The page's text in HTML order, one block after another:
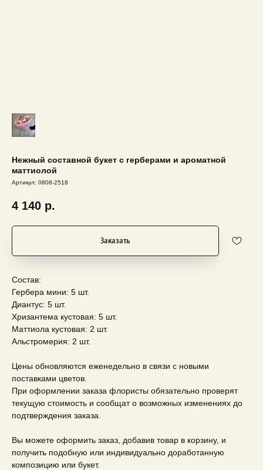
Нежный составной букет с герберами и ароматной
маттиолой
Артикул: 0808-2518
4 140 р.
Заказать
Состав:
Гербера мини: 5 шт.
Диантус: 5 шт.
Хризантема кустовая: 5 шт.
Маттиола кустовая: 2 шт.
Альстромерия: 2 шт.
Цены обновляются еженедельно в связи с новыми
поставками цветов.
При оформлении заказа флористы обязательно проверят
текущую стоимость и сообщат о возможных изменениях до
подтверждения заказа.
Вы можете оформить заказ, добавив товар в корзину, и
получить подобную или индивидуально доработанную
композицию или букет.